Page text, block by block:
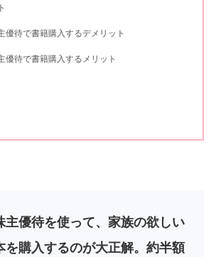
優待で書籍購入するデメリット
優待で書籍購入するメリット
主優待を使って、家族の欲しい
を購入するのが大正解。約半額